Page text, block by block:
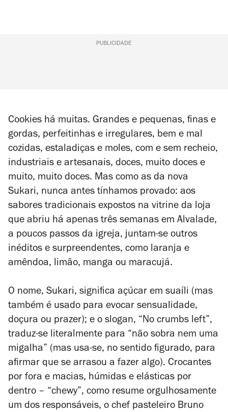
PUBLICIDADE
Cookies há muitas. Grandes e pequenas, finas e
gordas, perfeitinhas e irregulares, bem e mal
cozidas, estaladiças e moles, com e sem recheio,
industriais e artesanais, doces, muito doces e
muito, muito doces. Mas como as da nova
Sukari, nunca antes tínhamos provado: aos
sabores tradicionais expostos na vitrine da loja
que abriu há apenas três semanas em Alvalade,
a poucos passos da igreja, juntam-se outros
inéditos e surpreendentes, como laranja e
amêndoa, limão, manga ou maracujá.
O nome, Sukari, significa açúcar em suaíli (mas
também é usado para evocar sensualidade,
doçura ou prazer); e o slogan, “No crumbs left”,
traduz-se literalmente para “não sobra nem uma
migalha” (mas usa-se, no sentido figurado, para
afirmar que se arrasou a fazer algo). Crocantes
por fora e macias, húmidas e elásticas por
dentro – “chewy”, como resume orgulhosamente
um dos responsáveis, o chef pasteleiro Bruno